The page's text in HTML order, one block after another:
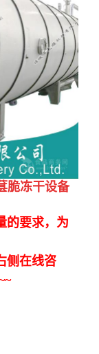
脆冻干设备
要求，为
在线咨